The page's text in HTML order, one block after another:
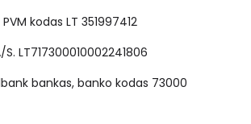
PVM kodas LT 351997412
S. LT717300010002241806
bankas, banko kodas 73000